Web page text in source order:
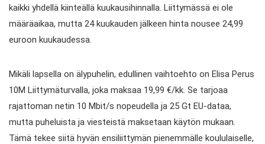
kaikki yhdellä kiinteällä kuukausihinnalla. Liittymässä ei ole
määräaikaa, mutta 24 kuukauden jälkeen hinta nousee 24,99
euroon kuukaudessa.
Mikäli lapsella on älypuhelin, edullinen vaihtoehto on Elisa Perus
10M Liittymäturvalla, joka maksaa 19,99 €/kk. Se tarjoaa
rajattoman netin 10 Mbit/s nopeudella ja 25 Gt EU-dataa,
mutta puheluista ja viesteistä maksetaan käytön mukaan.
Tämä tekee siitä hyvän ensiliittymän pienemmälle koululaiselle,